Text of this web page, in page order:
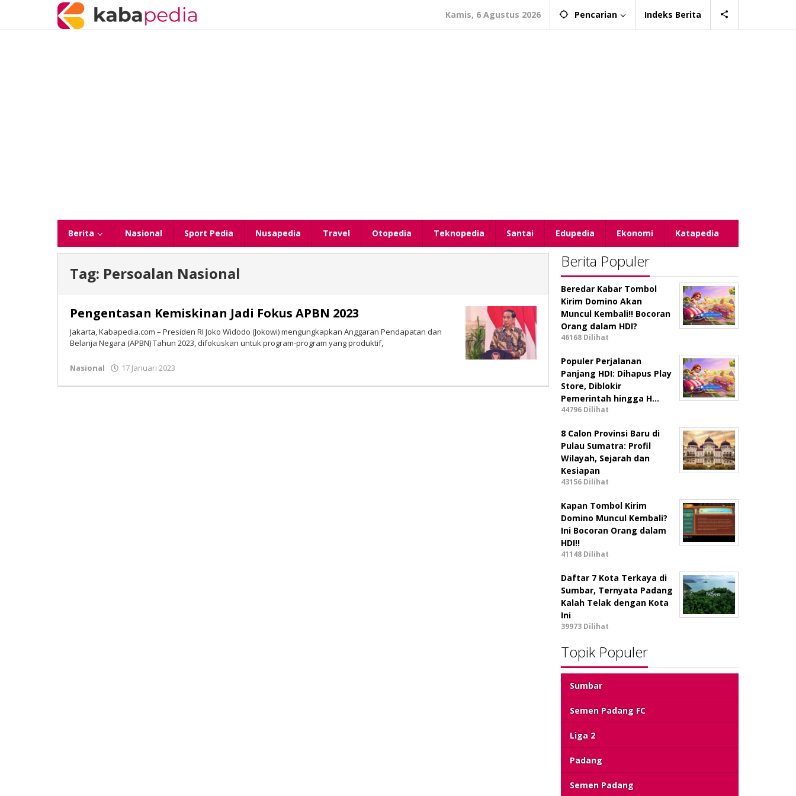
konten
Kamis, 6 Agustus 2026 Pencarian Indeks Berita
Berita Nasional Sport Pedia Nusapedia Travel Otopedia Teknopedia Santai Edupedia Ekonomi Katapedia
Tag: Persoalan Nasional
Pengentasan Kemiskinan Jadi Fokus APBN 2023
Jakarta, Kabapedia.com – Presiden RI Joko Widodo (Jokowi) mengungkapkan Anggaran Pendapatan dan
Belanja Negara (APBN) Tahun 2023, difokuskan untuk program-program yang produktif,
Nasional 17 Januari 2023
Redaksi
Berita Populer
Beredar Kabar Tombol
Kirim Domino Akan
Muncul Kembali!! Bocoran
Orang dalam HDI?
46168 Dilihat
Populer Perjalanan
Panjang HDI: Dihapus Play
Store, Diblokir
Pemerintah hingga H…
44796 Dilihat
8 Calon Provinsi Baru di
Pulau Sumatra: Profil
Wilayah, Sejarah dan
Kesiapan
43156 Dilihat
Kapan Tombol Kirim
Domino Muncul Kembali?
Ini Bocoran Orang dalam
HDI!!
41148 Dilihat
Daftar 7 Kota Terkaya di
Sumbar, Ternyata Padang
Kalah Telak dengan Kota
Ini
39973 Dilihat
Topik Populer
Sumbar
Semen Padang FC
Liga 2
Padang
Semen Padang